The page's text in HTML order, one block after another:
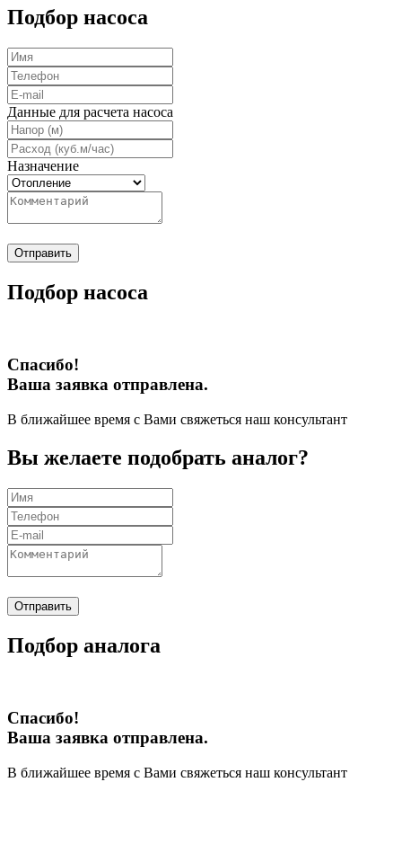
Подбор насоса
Данные для расчета насоса
Назначение
Отправить
Подбор насоса
Спасибо!
Ваша заявка отправлена.
В ближайшее время с Вами свяжеться наш консультант
Вы желаете подобрать аналог?
Отправить
Подбор аналога
Спасибо!
Ваша заявка отправлена.
В ближайшее время с Вами свяжеться наш консультант